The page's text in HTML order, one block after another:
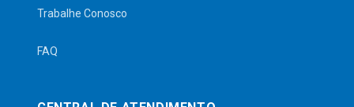
Trabalhe Conosco
FAQ